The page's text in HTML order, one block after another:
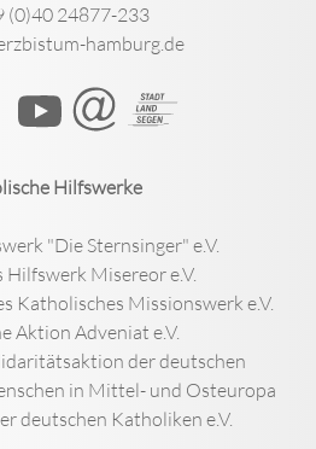
(0)40 24877-233
hamburg.de
Hilfswerke
"Die Sternsinger" e.V.
Hilfswerk Misereor e.V.
Katholisches Missionswerk e.V.
Aktion Adveniat e.V.
der deutschen
in Mittel- und Osteuropa
deutschen Katholiken e.V.